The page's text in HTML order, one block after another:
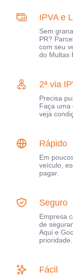
IPVA e
Sem
PR?
com seu
do Multas
2ª via
Precisa
Faça uma
veja
Rápido
Em
veículo,
pagar.
Seguro
Empresa
de
Aqui e
prioridade.
Fácil